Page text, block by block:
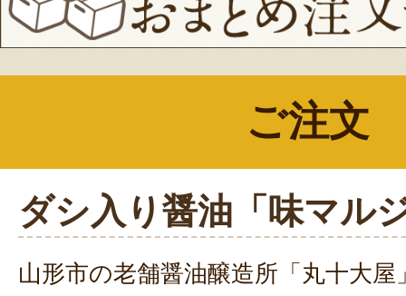
ご注文
ダシ入り醤油「味マル
山形市の老舗醤油醸造所「丸十大